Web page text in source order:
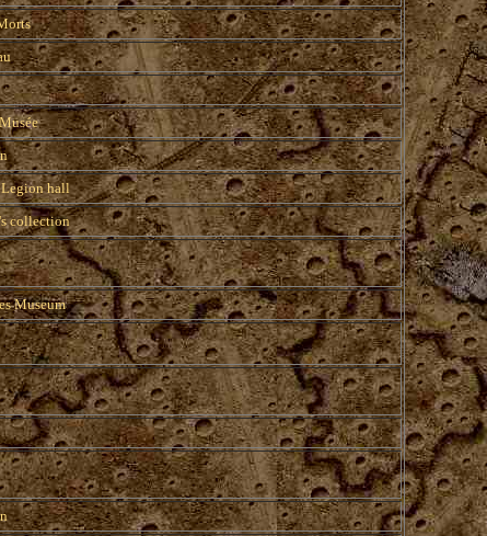
hall
collection
Museum